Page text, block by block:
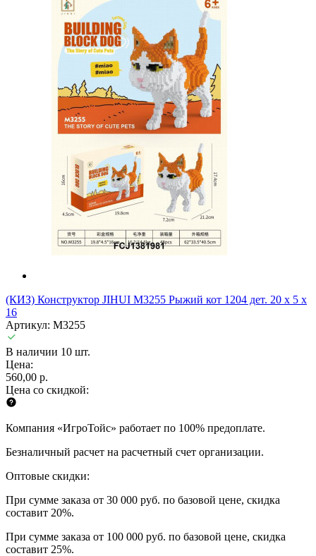
(КИЗ) Конструктор JIHUI M3255 Рыжий кот 1204 дет. 20 x 5 x
16
Артикул: M3255
В наличии 10 шт.
Цена:
560,00 р.
Цена со скидкой:
Компания «ИгроТойс» работает по 100% предоплате.
Безналичный расчет на расчетный счет организации.
Оптовые скидки:
При сумме заказа от 30 000 руб. по базовой цене, скидка
составит 20%.
При сумме заказа от 100 000 руб. по базовой цене, скидка
составит 25%.